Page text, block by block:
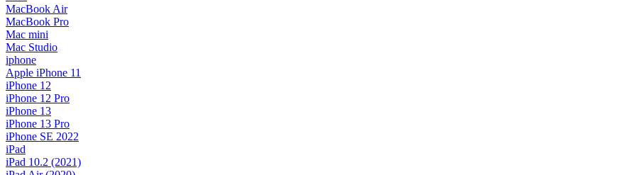
MacBook Air
MacBook Pro
Mac mini
Mac Studio
iphone
Apple iPhone 11
iPhone 12
iPhone 12 Pro
iPhone 13
iPhone 13 Pro
iPhone SE 2022
iPad
iPad 10.2 (2021)